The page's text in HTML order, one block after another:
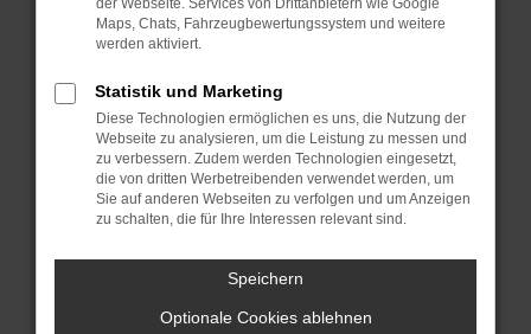
Das kann manchmal helfen,
vorübergehende Probleme zu beheben.
Stelle sicher, dass dein Browser und dein
Betriebssystem auf dem neuesten Stand
sind.
Veraltete Software birgt nicht nur ein
Sicherheitsrisiko, sondern kann auch dazu
führen, dass bestimmte Funktionen nicht
mehr unterstützt werden.
Wende dich an den Webseitenbetreiber.
Wenn du alle oben genannten Schritte
der Webseite. Services von Drittanbietern wie Google
Maps, Chats, Fahrzeugbewertungssystem und weitere
werden aktiviert.
Statistik und Marketing
Diese Technologien ermöglichen es uns, die Nutzung der
Webseite zu analysieren, um die Leistung zu messen und
zu verbessern. Zudem werden Technologien eingesetzt,
die von dritten Werbetreibenden verwendet werden, um
Sie auf anderen Webseiten zu verfolgen und um Anzeigen
zu schalten, die für Ihre Interessen relevant sind.
Speichern
Optionale Cookies ablehnen